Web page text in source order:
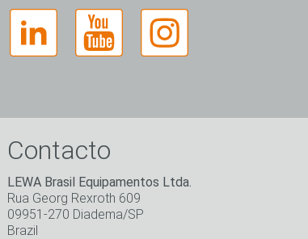
Contacto
LEWA Brasil Equipamentos Ltda.
Rua Georg Rexroth 609
09951-270 Diadema/SP
Brazil